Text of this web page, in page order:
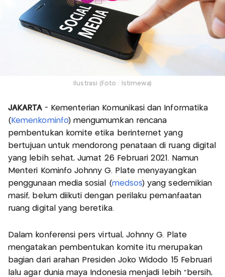
Ilustrasi (Foto : Istimewa)
JAKARTA - Kementerian Komunikasi dan Informatika
( Kemenkominfo) mengumumkan rencana
pembentukan komite etika berinternet yang
bertujuan untuk mendorong penataan di ruang digital
yang lebih sehat, Jumat 26 Februari 2021. Namun
Menteri Kominfo Johnny G. Plate menyayangkan
penggunaan media sosial (medsos) yang sedemikian
masif, belum diikuti dengan perilaku pemanfaatan
ruang digital yang beretika.
Dalam konferensi pers virtual, Johnny G. Plate
mengatakan pembentukan komite itu merupakan
bagian dari arahan Presiden Joko Widodo 15 Februari
lalu agar dunia maya Indonesia menjadi lebih “bersih,